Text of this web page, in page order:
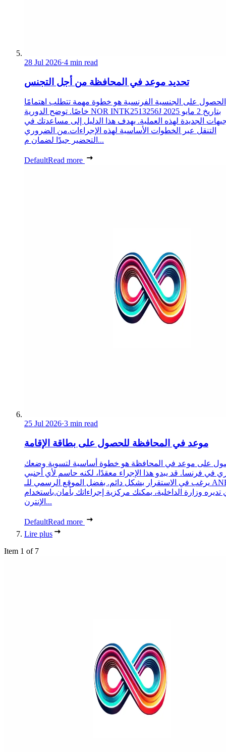
28 Jul 2026·4 min read
تحديد موعد في المحافظة من أجل التجنس
الحصول على الجنسية الفرنسية هو خطوة مهمة تتطلب اهتمامًا
خاصًا. توضح الدورية NOR INTK2513256J بتاريخ 2 مايو 2025
الجديدة لهذه العملية. يهدف هذا الدليل إلى مساعدتك في
التنقل عبر الخطوات الأساسية لهذه الإجراءات.من الضروري
التحضير جيدًا لضمان م...
DefaultRead more
25 Jul 2026·3 min read
موعد في المحافظة للحصول على بطاقة الإقامة
على موعد في المحافظة هو خطوة أساسية لتسوية وضعك
في فرنسا. قد يبدو هذا الإجراء معقدًا، لكنه حاسم لأي أجنبي
يرغب في الاستقرار بشكل دائم. بفضل الموقع الرسمي للـ ANEF،
تديره وزارة الداخلية، يمكنك مركزية إجراءاتك بأمان.باستخدام
الإنترن...
DefaultRead more
Lire plus
Item 1 of 7